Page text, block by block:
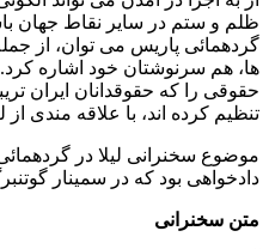
ظلم و ستم در سایر نقاط جهان
گردهمائی پاریس می توان، از
ها، هم سرنوشتان خود اشاره کرد.
حقوقی را که حقوقدانان ایران
تنظیم کرده اند، با علاقه مندی از
موضوع سخنرانی لیلا در
دادخواهی بود که در سمینار
متن سخنرانی